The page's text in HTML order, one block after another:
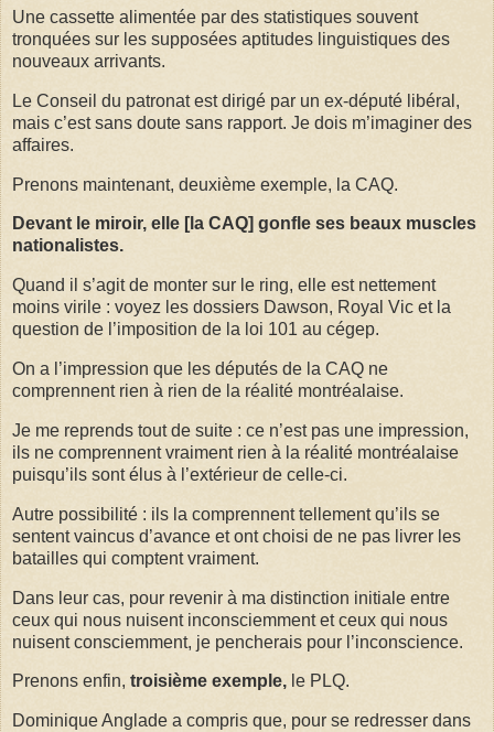
Une cassette alimentée par des statistiques souvent
tronquées sur les supposées aptitudes linguistiques des
nouveaux arrivants.
Le Conseil du patronat est dirigé par un ex-député libéral,
mais c’est sans doute sans rapport. Je dois m’imaginer des
affaires.
Prenons maintenant, deuxième exemple, la CAQ.
Devant le miroir, elle [la CAQ] gonfle ses beaux muscles
nationalistes.
Quand il s’agit de monter sur le ring, elle est nettement
moins virile : voyez les dossiers Dawson, Royal Vic et la
question de l’imposition de la loi 101 au cégep.
On a l’impression que les députés de la CAQ ne
comprennent rien à rien de la réalité montréalaise.
Je me reprends tout de suite : ce n’est pas une impression,
ils ne comprennent vraiment rien à la réalité montréalaise
puisqu’ils sont élus à l’extérieur de celle-ci.
Autre possibilité : ils la comprennent tellement qu’ils se
sentent vaincus d’avance et ont choisi de ne pas livrer les
batailles qui comptent vraiment.
Dans leur cas, pour revenir à ma distinction initiale entre
ceux qui nous nuisent inconsciemment et ceux qui nous
nuisent consciemment, je pencherais pour l’inconscience.
Prenons enfin, troisième exemple, le PLQ.
Dominique Anglade a compris que, pour se redresser dans